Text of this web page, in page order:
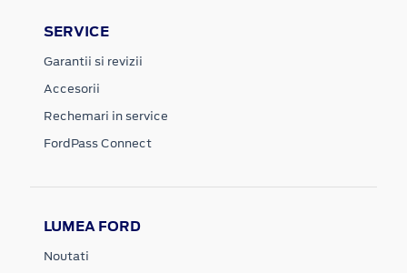
SERVICE
Garantii si revizii
Accesorii
Rechemari in service
FordPass Connect
LUMEA FORD
Noutati